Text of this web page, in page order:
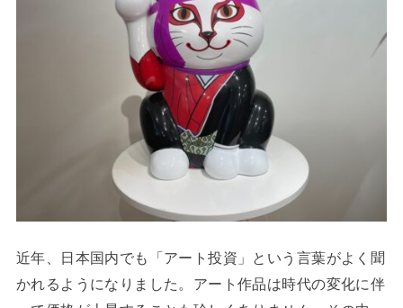
近年、日本国内でも「アート投資」という言葉がよく聞
かれるようになりました。アート作品は時代の変化に伴